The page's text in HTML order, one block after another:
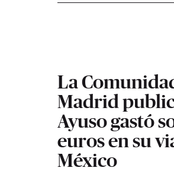
La
Madrid
Ayuso gastó
euros en su
México